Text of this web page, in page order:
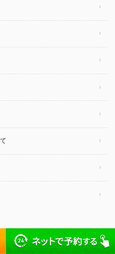
ふくじん)”について